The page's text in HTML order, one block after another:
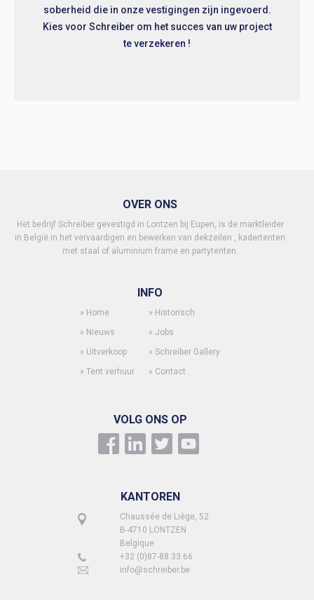
soberheid die in onze vestigingen zijn ingevoerd.
Kies voor Schreiber om het succes van uw project
te verzekeren !
OVER ONS
Het bedrijf Schreiber gevestigd in Lontzen bij Eupen, is de marktleider
in België in het vervaardigen en bewerken van dekzeilen , kadertenten
met staal of aluminium frame en partytenten.
INFO
» Home
» Nieuws
» Uitverkoop
» Tent verhuur
» Historisch
» Jobs
» Schreiber Gallery
» Contact
VOLG ONS OP
KANTOREN
Chaussée de Liège, 52
B-4710 LONTZEN
Belgique
+32 (0)87-88.33.66
info@schreiber.be